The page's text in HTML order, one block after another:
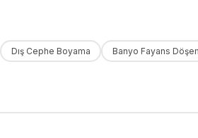
Dış Cephe Boyama Banyo Fayans